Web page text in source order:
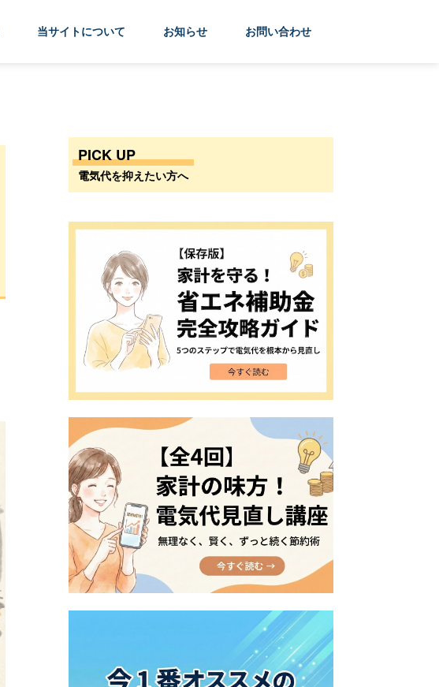
当サイトについて お知らせ お問い合わせ
PICK UP
電気代を抑えたい方へ